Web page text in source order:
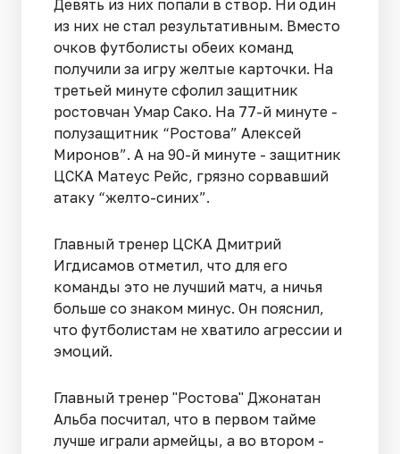
Девять из них попали в створ. Ни один
из них не стал результативным. Вместо
очков футболисты обеих команд
получили за игру желтые карточки. На
третьей минуте сфолил защитник
ростовчан Умар Сако. На 77-й минуте -
полузащитник “Ростова” Алексей
Миронов”. А на 90-й минуте - защитник
ЦСКА Матеус Рейс, грязно сорвавший
атаку “желто-синих”.
Главный тренер ЦСКА Дмитрий
Игдисамов отметил, что для его
команды это не лучший матч, а ничья
больше со знаком минус. Он пояснил,
что футболистам не хватило агрессии и
эмоций.
Главный тренер "Ростова" Джонатан
Альба посчитал, что в первом тайме
лучше играли армейцы, а во втором -